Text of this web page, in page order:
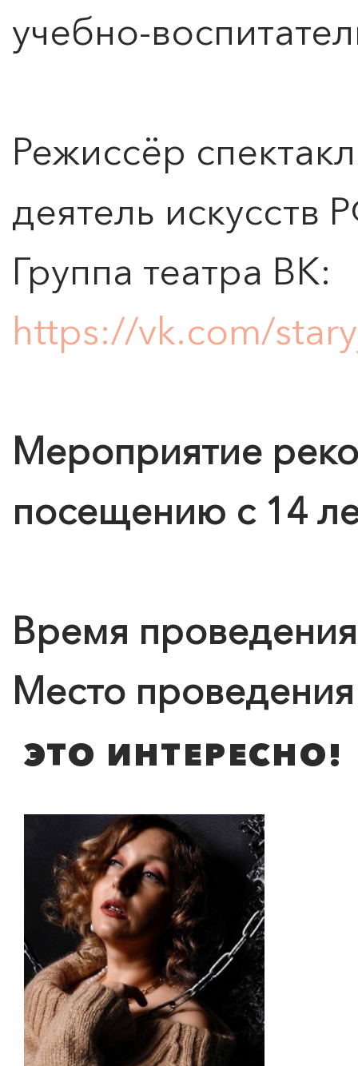
учебно-
Режиссёр
деятель искусств
Группа театра ВК:
https://vk.com/
Мероприятие
посещению с 14
Время
Место
ЭТО ИНТЕРЕСНО!
ЧТО ЗНАЕТ О ЛЮБВИ
ЛЮБОВЬ… Концерт Анны